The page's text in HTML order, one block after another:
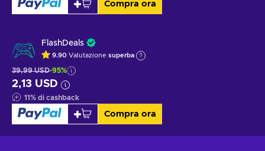
Compra ora
FlashDeals
9.90 Valutazione superba
39,99 USD-95%
2,13 USD
11% di cashback
Compra ora